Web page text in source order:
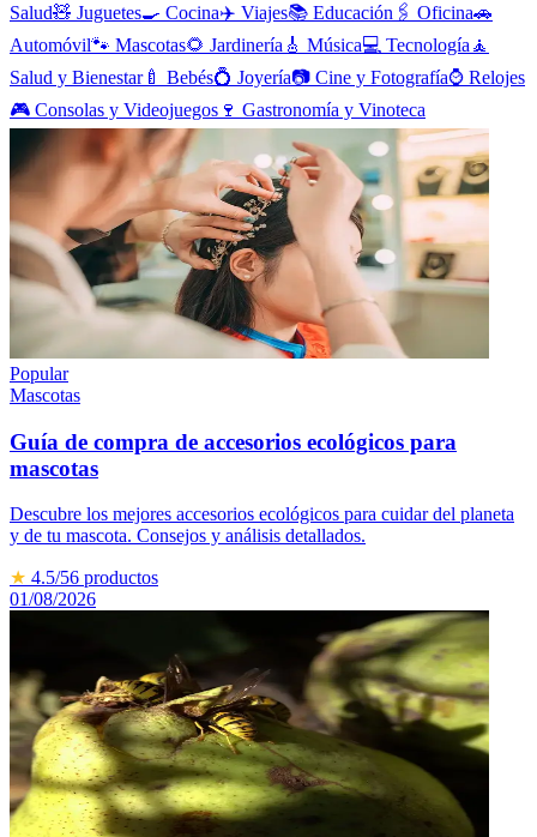
Salud🧸 Juguetes🍳 Cocina✈️ Viajes📚 Educación 🖇️ Oficina🚗
Automóvil🐾 Mascotas🌻 Jardinería 🎸 Música💻 Tecnología 🧘
Salud y Bienestar🍼 Bebés💍 Joyería📷 Cine y Fotografía⌚ Relojes
🎮 Consolas y Videojuegos 🍷 Gastronomía y Vinoteca
Popular
Mascotas
Guía de compra de accesorios ecológicos para
mascotas
Descubre los mejores accesorios ecológicos para cuidar del planeta
y de tu mascota. Consejos y análisis detallados.
★ 4.5/56 productos
01/08/2026